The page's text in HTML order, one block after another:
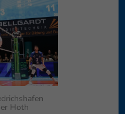
Hoth
geben oder sich
und so nur bestimmte
Cookies akzeptieren